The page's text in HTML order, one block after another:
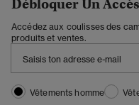
Débloquer Un
Accédez aux coulisses des
produits et ventes.
Vêtements homme